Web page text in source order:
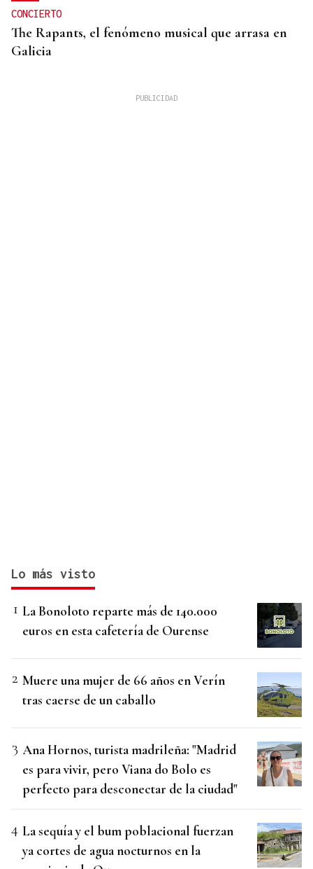
CONCIERTO
The Rapants, el fenómeno musical que arrasa en
Galicia
Lo más visto
La Bonoloto reparte más de 140.000
euros en esta cafetería de Ourense
Muere una mujer de 66 años en Verín
tras caerse de un caballo
Ana Hornos, turista madrileña: "Madrid
es para vivir, pero Viana do Bolo es
perfecto para desconectar de la ciudad"
La sequía y el bum poblacional fuerzan
ya cortes de agua nocturnos en la